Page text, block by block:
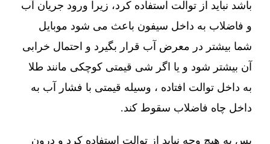
باشد نباید از توالت استفاده کرد، زیرا ورود جریان آب
و فاضلاب به داخل سیفون باعث می شود موبایل
شما بیشتر در معرض آب قرار بگیرد و احتمال خرابی
آن بیشتر شود و یا اگر شی قیمتی کوچکی مانند طلا
به داخل توالت افتاده ، وسیله قیمتی با فشار آب به
داخل چاه فاضلاب سقوط کند.
پس به هیچ وجه نباید از توالت استفاده کرد و درون